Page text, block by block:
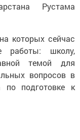
Рустама
которых сейчас
работы: школу,
темой для
вопросов в
по подготовке к